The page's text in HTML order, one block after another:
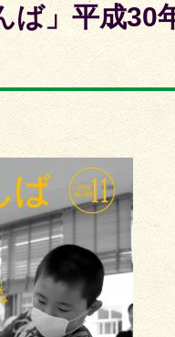
ば」平成30
枚
の
ス
イ
ド